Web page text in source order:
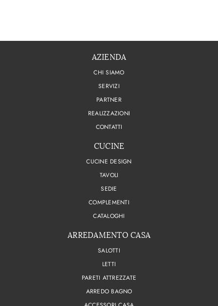
AZIENDA
CHI SIAMO
SERVIZI
PARTNER
REALIZZAZIONI
CONTATTI
CUCINE
CUCINE DESIGN
TAVOLI
SEDIE
COMPLEMENTI
CATALOGHI
ARREDAMENTO CASA
SALOTTI
LETTI
PARETI ATTREZZATE
ARREDO BAGNO